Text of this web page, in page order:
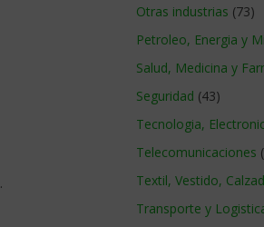
.
Otras industrias (73)
Petroleo, Energia y
Salud, Medicina y
Seguridad (43)
Tecnologia,
Telecomunicaciones
Textil, Vestido,
Transporte y